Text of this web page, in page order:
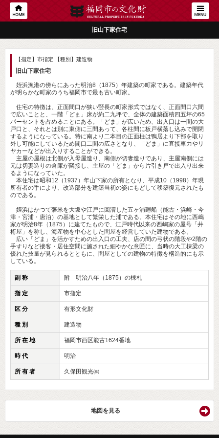
旧山下家住宅
【指定】市指定 【種別】建造物
旧山下家住宅
姪浜漁港の傍らにあった明治8（1875）年建築の町家である。建築年代
が明らかな町家のうち福岡市で最も古い町家。
住宅の特徴は、正面間口が狭い竪長の町家形式ではなく、正面間口六間
で広いことと、一階「どま」床が約二九坪で、全体の建築面積四五坪の65
パーセントを占めることにある。「どま」が広いため、出入口は一間の大
戸口と、それとは別に東側に三間あって、各柱間に板戸横落し込みで開閉
するようになっている。特に南より二本目の正面柱は鴨居より下部を取り
外し可能にしているため間口二間の広さとなり、「どま」に直接車力やリ
ヤカーなどが出入りすることができる。
主屋の屋根は北側が入母屋造り、南側が切妻造りであり、主屋南側には
元は切妻造りの倉庫が隣接し、主屋の「どま」から片引き戸で出入り出来
るようになっていた。
本住宅は昭和12（1937）年山下家の所有となり、平成10（1998）年現
所有者の手により、改造部分を建築当初の姿にもどして移築復元されたも
のである。
姪浜はかつて藩米を大坂や江戸に回漕した五ヶ浦廻船（能古・浜崎・今
津・宮浦・唐泊）の基地として繁栄した浦である。本住宅はその地に西嶋
家が明治8年（1875）に建てたもので、江戸時代以来の西嶋家の屋号「井
桁屋」を称し、海産物を中心とした問屋を経営していた建物である。
広い「どま」を活かすための出入口の工夫、店の間の弓状の階段や2階の
手すりなど接客・居住空間に施された細やかな意匠に、当時の大工棟梁の
優れた技量が見られるとともに、問屋としての建物の特徴を構造的にも示
している。
副 称 附 明治八年（1875）の棟札
指 定 市指定
区 分 有形文化財
種 別 建造物
所 在 地 福岡市西区能古1624番地
時 代 明治
所 有 者 久保田観光㈱
地図を見る